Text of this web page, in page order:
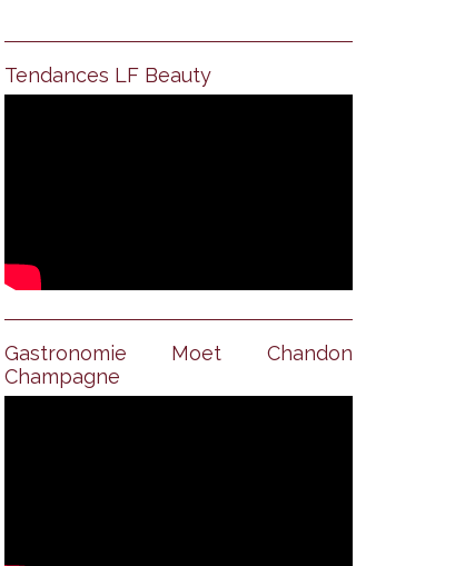
Tendances LF Beauty
Gastronomie Moet Chandon
Champagne